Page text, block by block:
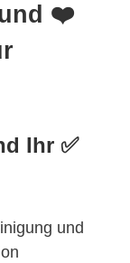
❤️
Ihr ✅
und